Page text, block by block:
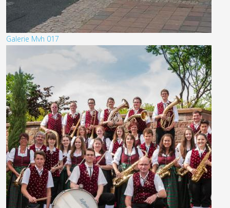
Galerie Mvh 017